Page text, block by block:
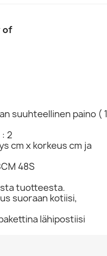
of
suuhteellinen paino ( 1
2
cm x korkeus cm ja
48S
tuotteesta.
suoraan kotiisi,
lähipostiisi